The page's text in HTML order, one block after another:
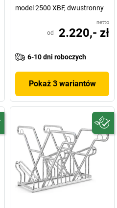
model 2500 XBF, dwustronny
netto
od 2.220,- zł
6-10 dni roboczych
Pokaż 3 wariantów